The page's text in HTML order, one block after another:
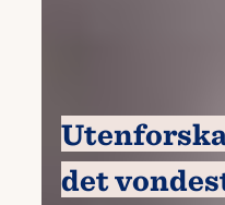
det